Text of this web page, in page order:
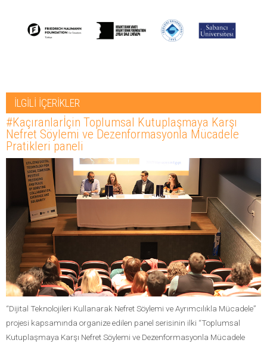
İLGİLİ İÇERİKLER
#Kaçıranlarİçin Toplumsal Kutuplaşmaya Karşı
Nefret Söylemi ve Dezenformasyonla Mücadele
Pratikleri paneli
“Dijital Teknolojileri Kullanarak Nefret Söylemi ve Ayrımcılıkla Mücadele”
projesi kapsamında organize edilen panel serisinin ilki “Toplumsal
Kutuplaşmaya Karşı Nefret Söylemi ve Dezenformasyonla Mücadele